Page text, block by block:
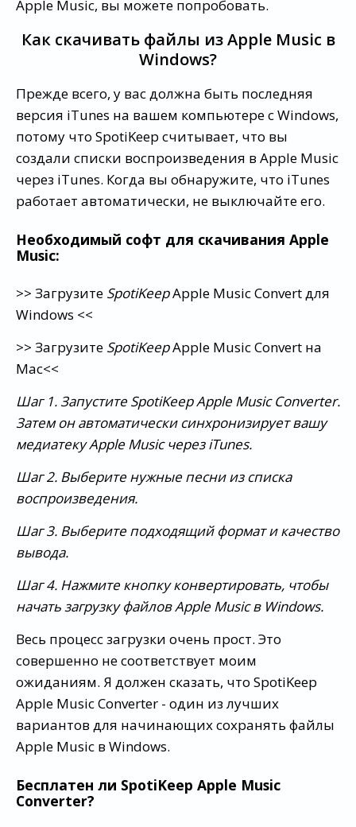
Apple Music, вы можете попробовать.
Как скачивать файлы из Apple Music в
Windows?
Прежде всего, у вас должна быть последняя
версия iTunes на вашем компьютере с Windows,
потому что SpotiKeep считывает, что вы
создали списки воспроизведения в Apple Music
через iTunes. Когда вы обнаружите, что iTunes
работает автоматически, не выключайте его.
Необходимый софт для скачивания Apple
Music:
>> Загрузите SpotiKeepApple Music Convertдля
Windows <<
>> Загрузите SpotiKeepApple Music Convert на
Мас<<
Шаг 1. Запустите SpotiKeep Apple Music Converter.
Затем он автоматически синхронизирует вашу
медиатеку Apple Music через iTunes.
Шаг 2. Выберите нужные песни из списка
воспроизведения.
Шаг 3. Выберите подходящий формат и качество
вывода.
Шаг 4. Нажмите кнопку конвертировать, чтобы
начать загрузку файлов Apple Music в Windows.
Весь процесс загрузки очень прост. Это
совершенно не соответствует моим
ожиданиям. Я должен сказать, что SpotiKeep
Apple Music Converter - один из лучших
вариантов для начинающих сохранять файлы
Apple Music в Windows.
Бесплатен ли SpotiKeep Apple Music
Converter?